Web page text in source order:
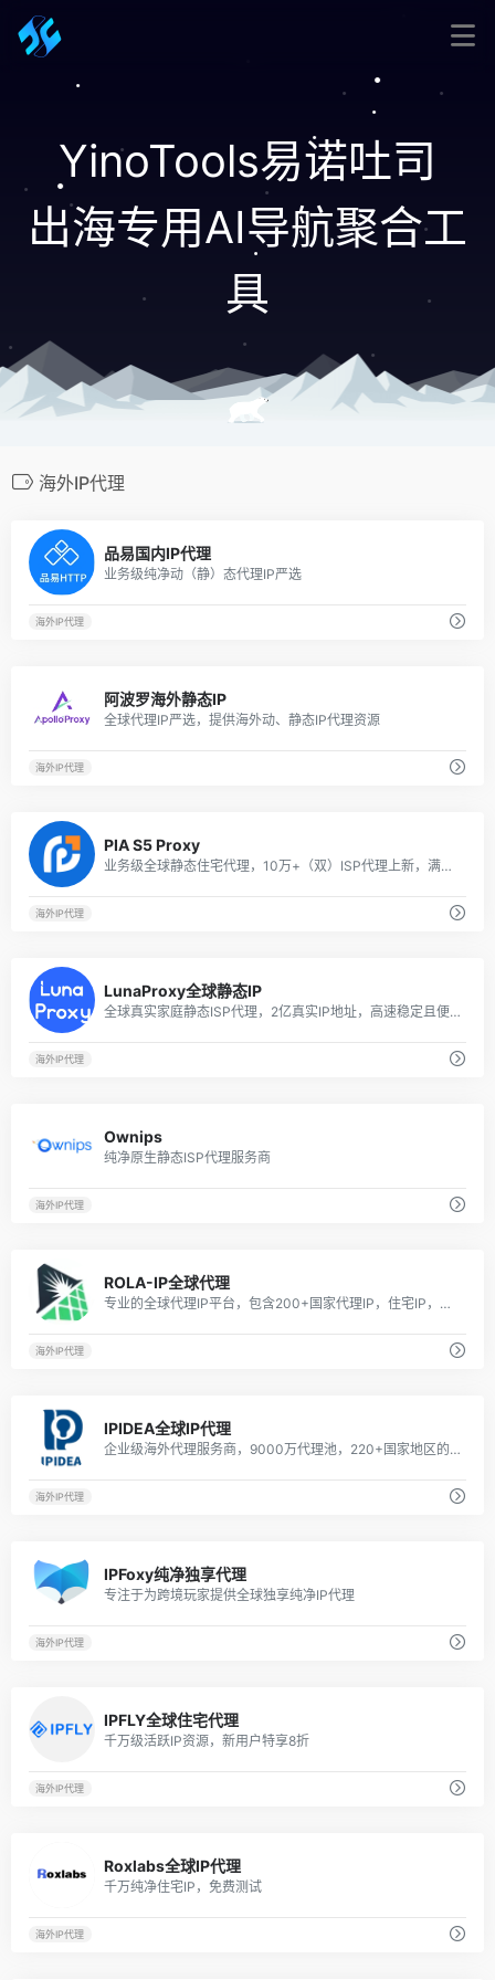
YinoTools易诺吐司
出海专用AI导航聚合工
具
海外IP代理
品易国内IP代理
业务级纯净动（静）态代理IP严选
海外IP代理
阿波罗海外静态IP
全球代理IP严选，提供海外动、静态IP代理资源
海外IP代理
PIA S5 Proxy
业务级全球静态住宅代理，10万+（双）ISP代理上新，满足个性化需求。
海外IP代理
LunaProxy全球静态IP
全球真实家庭静态ISP代理，2亿真实IP地址，高速稳定且便宜
海外IP代理
Ownips
纯净原生静态ISP代理服务商
海外IP代理
ROLA-IP全球代理
专业的全球代理IP平台，包含200+国家代理IP，住宅IP，动态静态IP，Http/Sock5海外代理IP等
海外IP代理
IPIDEA全球IP代理
企业级海外代理服务商，9000万代理池，220+国家地区的动态/静态/独享IP，海量IP免费试用
海外IP代理
IPFoxy纯净独享代理
专注于为跨境玩家提供全球独享纯净IP代理
海外IP代理
IPFLY全球住宅代理
千万级活跃IP资源，新用户特享8折
海外IP代理
Roxlabs全球IP代理
千万纯净住宅IP，免费测试
海外IP代理